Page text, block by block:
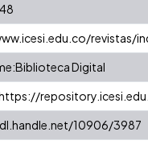
revistas/
Digital
10906/3987